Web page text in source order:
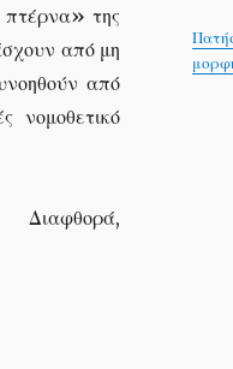
πτέρνα» της
από μη
από
νομοθετικό
Διαφθορά,